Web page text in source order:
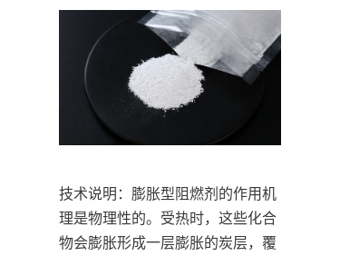
技术说明：膨胀型阻燃剂的作用机
理是物理性的。受热时，这些化合
物会膨胀形成一层膨胀的炭层，覆